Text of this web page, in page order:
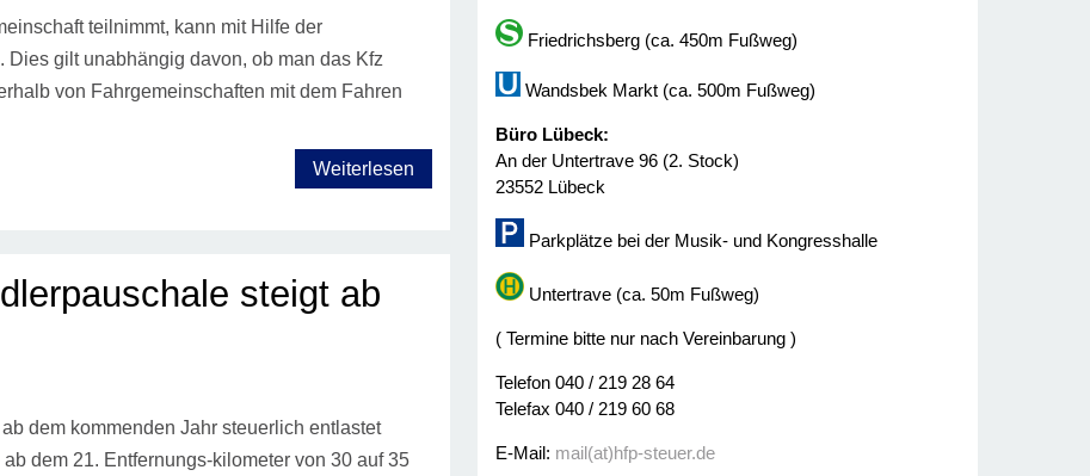
teilnimmt, kann mit Hilfe der
gilt unabhängig davon, ob man das Kfz
von Fahrgemeinschaften mit dem Fahren
Weiterlesen
steigt ab
dem kommenden Jahr steuerlich entlastet
dem 21. Entfernungs-kilometer von 30 auf 35
Friedrichsberg (ca. 450m Fußweg)
Wandsbek Markt (ca. 500m Fußweg)
Büro Lübeck:
An der Untertrave 96 (2. Stock)
23552 Lübeck
Parkplätze bei der Musik- und Kongresshalle
Untertrave (ca. 50m Fußweg)
( Termine bitte nur nach Vereinbarung )
Telefon 040 / 219 28 64
Telefax 040 / 219 60 68
E-Mail: mail(at)hfp-steuer.de